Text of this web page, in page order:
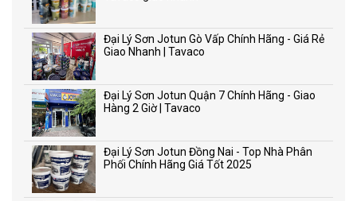
Đại Lý Sơn Jotun Gò Vấp Chính Hãng - Giá Rẻ
Giao Nhanh | Tavaco
Đại Lý Sơn Jotun Quận 7 Chính Hãng - Giao
Hàng 2 Giờ | Tavaco
Đại Lý Sơn Jotun Đồng Nai - Top Nhà Phân
Phối Chính Hãng Giá Tốt 2025